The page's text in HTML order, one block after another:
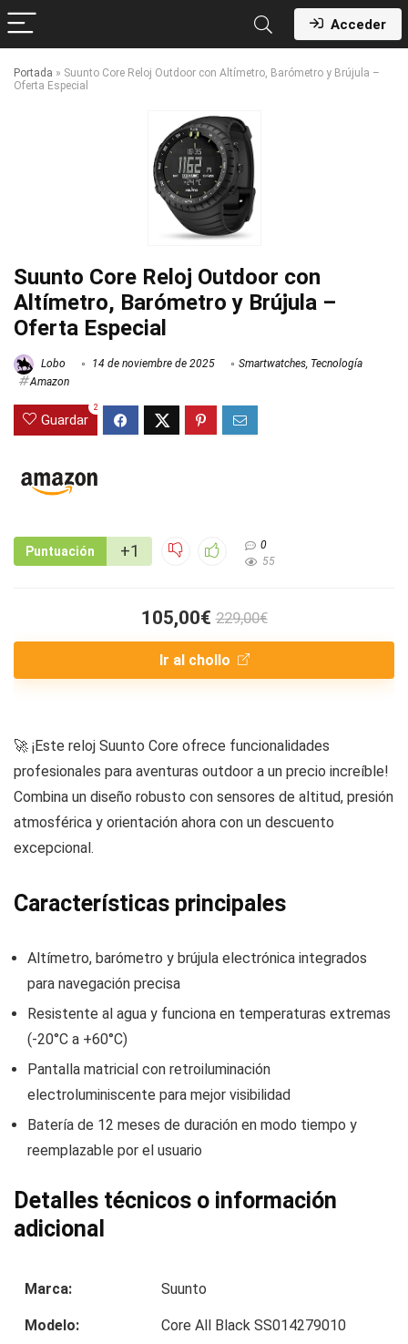
Acceder
Portada » Suunto Core Reloj Outdoor con Altímetro, Barómetro y Brújula –
Oferta Especial
Suunto Core Reloj Outdoor con
Altímetro, Barómetro y Brújula –
Oferta Especial
Lobo 14 de noviembre de 2025 Smartwatches, Tecnología
Amazon
Guardar
2
Puntuación +1
0
55
105,00€ 229,00€
Ir al chollo
🚀 ¡Este reloj Suunto Core ofrece funcionalidades
profesionales para aventuras outdoor a un precio increíble!
Combina un diseño robusto con sensores de altitud, presión
atmosférica y orientación ahora con un descuento
excepcional.
Características principales
Altímetro, barómetro y brújula electrónica integrados
para navegación precisa
Resistente al agua y funciona en temperaturas extremas
(-20°C a +60°C)
Pantalla matricial con retroiluminación
electroluminiscente para mejor visibilidad
Batería de 12 meses de duración en modo tiempo y
reemplazable por el usuario
Detalles técnicos o información
adicional
Marca: Suunto
Modelo: Core All Black SS014279010